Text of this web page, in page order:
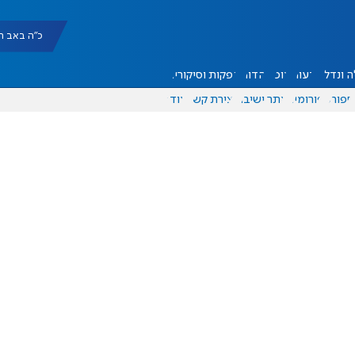
כ"ה באב תשפ"ו
ונדל"ן דעות אוכל יהדות הפקות וסיקורים
ספורט פורומים אתר ישיבה יצירת קשר עוד